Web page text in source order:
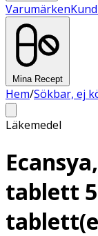
Varumärken
Mina Recept
Hem/Sökbar, ej
Läkemedel
tablett